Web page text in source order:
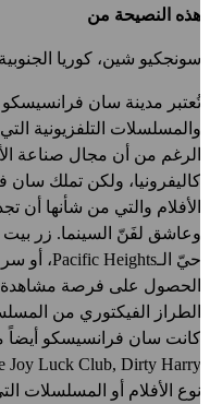
هذه النصيحة من
سونجكيو شين، كوريا الجنوبية
تُعتبر مدينة سان فرانسيسكو
والمسلسلات التلفزيونية
الرغم من أن مجال صناعة
كاليفرونيا، ولكن تملك سان
الأفلام والتي من شأنها أن
وعاشق لفَنّ السينما. زر بيت
حيّ الـ Pacific Heights، أو سر
الحصول على فرصة مشاهدة
الطراز الفيكتوري من
كانت سان فرانسيسكو أيضاً
Joy Luck Club, Dirty Harry,
نوع الأفلام أو المسلسلات